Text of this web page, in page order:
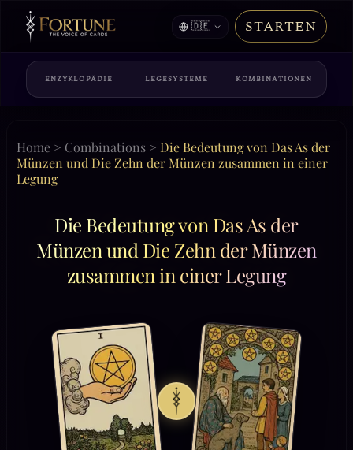
🇩🇪 STARTEN
ENZYKLOPÄDIE LEGESYSTEME KOMBINATIONEN
Home > Combinations > Die Bedeutung von Das As der
Münzen und Die Zehn der Münzen zusammen in einer
Legung
Die Bedeutung von Das As der
Münzen und Die Zehn der Münzen
zusammen in einer Legung